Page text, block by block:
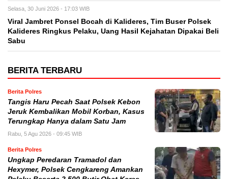
Selasa, 30 Juni 2026 - 17:03 WIB
Viral Jambret Ponsel Bocah di Kalideres, Tim Buser Polsek
Kalideres Ringkus Pelaku, Uang Hasil Kejahatan Dipakai Beli
Sabu
BERITA TERBARU
Berita Polres
Tangis Haru Pecah Saat Polsek Kebon
Jeruk Kembalikan Mobil Korban, Kasus
Terungkap Hanya dalam Satu Jam
Rabu, 5 Agu 2026 - 09:45 WIB
Berita Polres
Ungkap Peredaran Tramadol dan
Hexymer, Polsek Cengkareng Amankan